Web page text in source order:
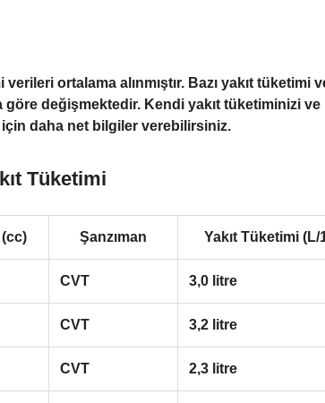
ortalama alınmıştır. Bazı yakıt tüketimi
göre değişmektedir. Kendi yakıt tüketiminizi
daha net bilgiler verebilirsiniz.
Tüketimi
Şanzıman Yakıt Tüketimi (L/
CVT 3,0 litre
CVT 3,2 litre
CVT 2,3 litre